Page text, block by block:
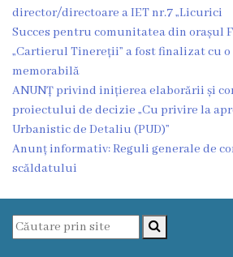
Instituții
subordonate
Funcţii
vacante
Secretar
director/directoare a IET nr.7 „Licurici
Succes pentru comunitatea din orașul
„Cartierul Tinereții” a fost finalizat cu o
memorabilă
ANUNȚ privind inițierea elaborării și
proiectului de decizie „Cu privire la
Urbanistic de Detaliu (PUD)”
Anunț informativ: Reguli generale de
scăldatului